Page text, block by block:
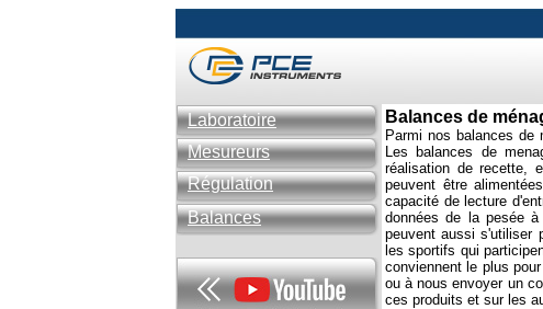
Laboratoire
Mesureurs
Régulation
Balances
Balances de
Parmi nos balances
Les balances de
réalisation de recette,
peuvent être
capacité de lecture
données de la pesée
peuvent aussi s'utiliser
les sportifs qui
conviennent le plus
ou à nous envoyer un
ces produits et sur les